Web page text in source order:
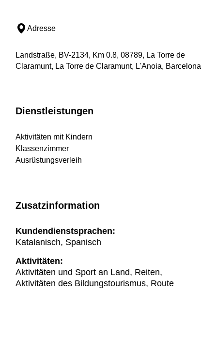
Adresse
Landstraße, BV-2134, Km 0.8, 08789, La Torre de
Claramunt, La Torre de Claramunt, L'Anoia, Barcelona
Dienstleistungen
Aktivitäten mit Kindern
Klassenzimmer
Ausrüstungsverleih
Zusatzinformation
Kundendienstsprachen:
Katalanisch, Spanisch
Aktivitäten:
Aktivitäten und Sport an Land, Reiten,
Aktivitäten des Bildungstourismus, Route